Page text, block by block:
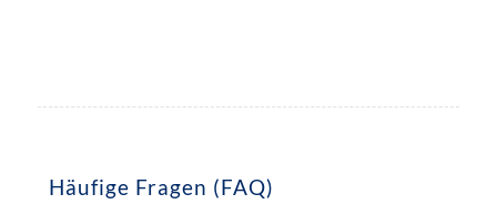
Häufige Fragen (FAQ)